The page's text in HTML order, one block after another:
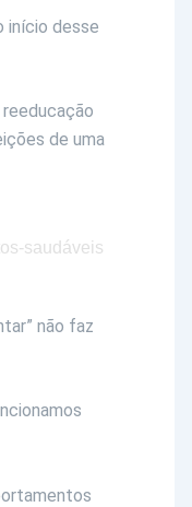
início desse
de uma
não faz